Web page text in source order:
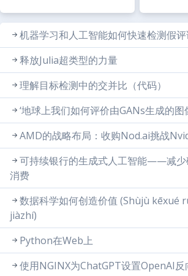
机器学习和人工智能如何快速检测假评
释放Julia超类型的力量
理解目标检测中的交并比（代码）
‘地球上我们如何评价由GANs生成的图
AMD的战略布局：收购Nod.ai挑战
可持续银行的生成式人工智能——减少
消费
数据科学如何创造价值 (Shùjù kēxué
jiàzhí)
Python在Web上
使用NGINX为ChatGPT设置OpenAI反